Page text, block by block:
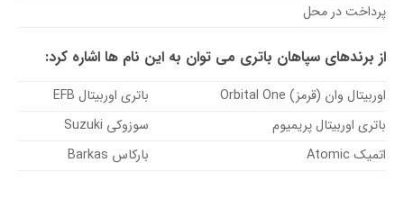
پرداخت در محل
از برندهای سپاهان باتری می توان به این نام ها اشاره کرد:
اوربیتال وان (قرمز) Orbital One
باتری اوربیتال EFB
باتری اوربیتال پریمیوم
سوزوکی Suzuki
اتمیک Atomic
بارکاس Barkas